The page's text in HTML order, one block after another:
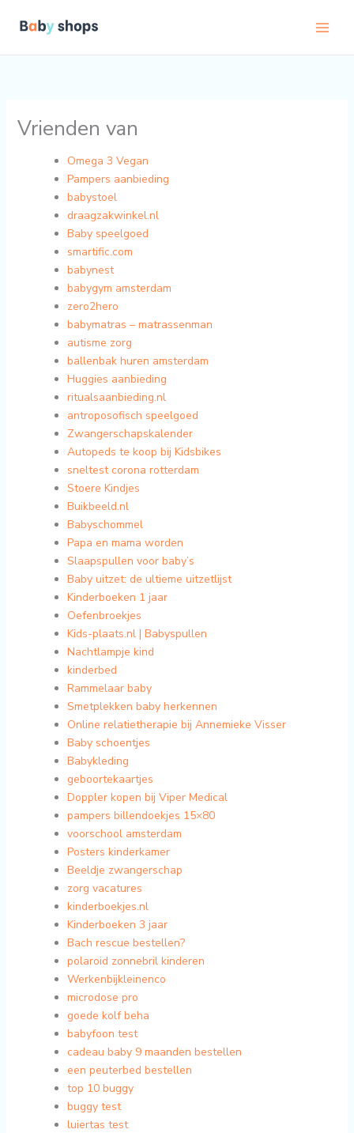
naar
Vrienden van
Omega 3 Vegan
Pampers aanbieding
babystoel
draagzakwinkel.nl
Baby speelgoed
smartific.com
babynest
babygym amsterdam
zero2hero
babymatras – matrassenman
autisme zorg
ballenbak huren amsterdam
Huggies aanbieding
ritualsaanbieding.nl
antroposofisch speelgoed
Zwangerschapskalender
Autopeds te koop bij Kidsbikes
sneltest corona rotterdam
Stoere Kindjes
Buikbeeld.nl
Babyschommel
Papa en mama worden
Slaapspullen voor baby’s
Baby uitzet: de ultieme uitzetlijst
Kinderboeken 1 jaar
Oefenbroekjes
Kids-plaats.nl | Babyspullen
Nachtlampje kind
kinderbed
Rammelaar baby
Smetplekken baby herkennen
Online relatietherapie bij Annemieke Visser
Baby schoentjes
Babykleding
geboortekaartjes
Doppler kopen bij Viper Medical
pampers billendoekjes 15×80
voorschool amsterdam
Posters kinderkamer
Beeldje zwangerschap
zorg vacatures
kinderboekjes.nl
Kinderboeken 3 jaar
Bach rescue bestellen?
polaroid zonnebril kinderen
Werkenbijkleinenco
microdose pro
goede kolf beha
babyfoon test
cadeau baby 9 maanden bestellen
een peuterbed bestellen
top 10 buggy
buggy test
luiertas test
a
o